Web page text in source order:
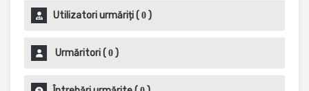
Utilizatori urmăriți( 0 )
Urmăritori( 0 )